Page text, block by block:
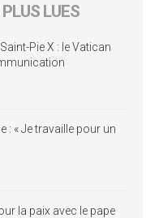
LUES
Pie X : le Vatican
: « Je travaille pour un
la paix avec le pape